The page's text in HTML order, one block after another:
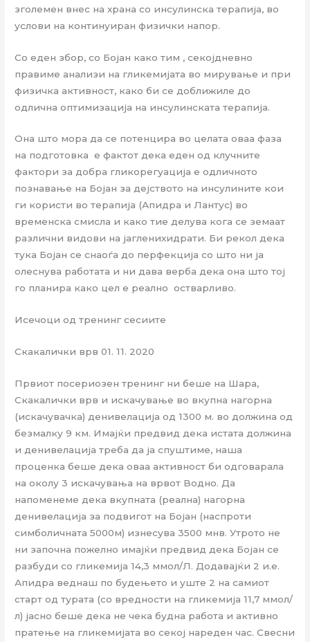
зголемен внес на храна со инсулинска терапија, во
услови на континуиран физички напор.
Со еден збор, со Бојан како тим , секојдневно
правиме анализи на гликемијата во мирување и при
физичка активност, како би се доближиле до
одлична оптимизација на инсулинската терапија.
Она што мора да се потенцира во целата оваа фаза
на подготовка е фактот дека еден од клучните
фактори за добра гликорегуација е одличното
познавање на Бојан за дејството на инсулините кои
ги користи во терапија (Апидра и Лантус) во
временска смисла и како тие делува кога се земаат
различни видови на јагленихидрати. Би рекол дека
тука Бојан се снаоѓа до перфекција со што ни ја
олеснува работата и ни дава верба дека она што тој
го планира како цел е реално остварливо.
Исечоци од тренинг сесиите
Скакалички врв 01. 11. 2020
Првиот посериозен тренинг ни беше на Шара,
Скакалички врв и искачување во вкупна нагорна
(искачувачка) денивелација од 1300 м. во должина од
безмалку 9 км. Имајќи предвид дека истата должина
и денивелација треба да ја спуштиме, наша
проценка беше дека оваа активност би одговарала
на околу 3 искачувања на врвот Водно. Да
напоменеме дека вкупната (реална) нагорна
денивелација за подвигот на Бојан (наспроти
симболичната 5000м) изнесува 3500 мнв. Утрото не
ни започна пожелно имајќи предвид дека Бојан се
разбуди со гликемија 14,3 ммол/Л. Додавајќи 2 и.е.
Апидра веднаш по будењето и уште 2 на самиот
старт од турата (со вредности на гликемија 11,7 ммол/
л) јасно беше дека не чека будна работа и активно
пратење на гликемијата во секој нареден час. Свесни